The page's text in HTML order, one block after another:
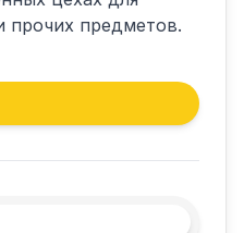
прочих предметов.